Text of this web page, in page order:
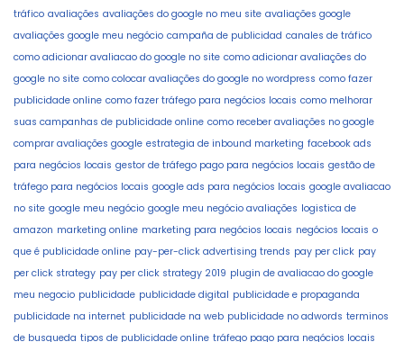
tráfico avaliações avaliações do google no meu site avaliações google
avaliações google meu negócio campaña de publicidad canales de tráfico
como adicionar avaliacao do google no site como adicionar avaliações do
google no site como colocar avaliações do google no wordpress como fazer
publicidade online como fazer tráfego para negócios locais como melhorar
suas campanhas de publicidade online como receber avaliações no google
comprar avaliações google estrategia de inbound marketing facebook ads
para negócios locais gestor de tráfego pago para negócios locais gestão de
tráfego para negócios locais google ads para negócios locais google avaliacao
no site google meu negócio google meu negócio avaliações logistica de
amazon marketing online marketing para negócios locais negócios locais o
que é publicidade online pay-per-click advertising trends pay per click pay
per click strategy pay per click strategy 2019 plugin de avaliacao do google
meu negocio publicidade publicidade digital publicidade e propaganda
publicidade na internet publicidade na web publicidade no adwords terminos
de busqueda tipos de publicidade online tráfego pago para negócios locais